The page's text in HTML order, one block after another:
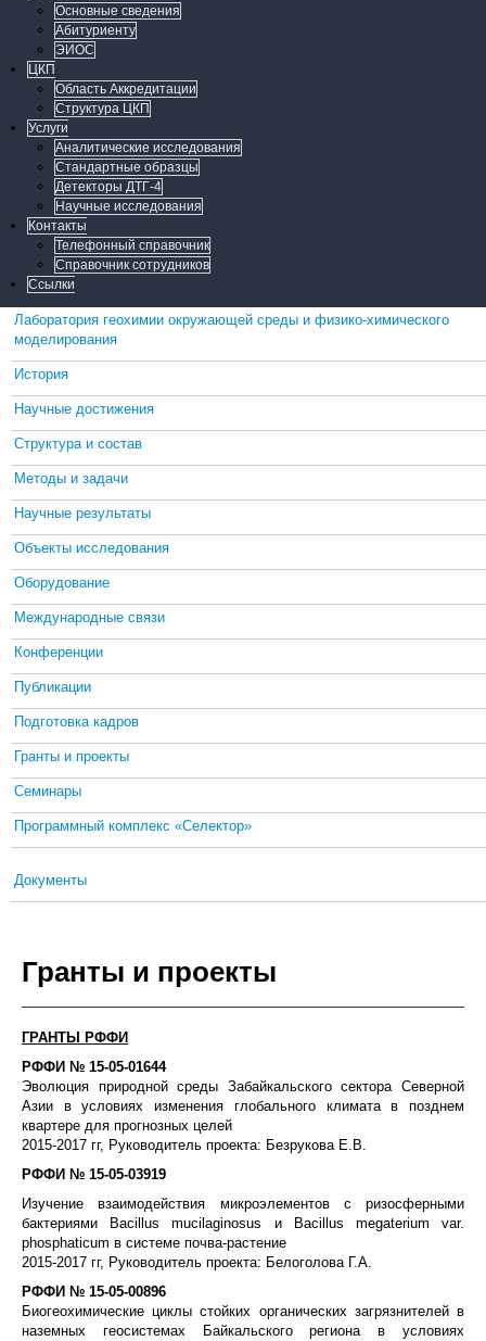
Основные сведения
Абитуриенту
ЭИОС
ЦКП
Область Аккредитации
Структура ЦКП
Услуги
Аналитические исследования
Стандартные образцы
Детекторы ДТГ-4
Научные исследования
Контакты
Телефонный справочник
Справочник сотрудников
Ссылки
Лаборатория геохимии окружающей среды и физико-химического
моделирования
История
Научные достижения
Структура и состав
Методы и задачи
Научные результаты
Объекты исследования
Оборудование
Международные связи
Конференции
Публикации
Подготовка кадров
Гранты и проекты
Семинары
Программный комплекс «Селектор»
Документы
Гранты и проекты
ГРАНТЫ РФФИ
РФФИ № 15-05-01644
Эволюция природной среды Забайкальского сектора Северной
Азии в условиях изменения глобального климата в позднем
квартере для прогнозных целей
2015-2017 гг, Руководитель проекта: Безрукова Е.В.
РФФИ № 15-05-03919
Изучение взаимодействия микроэлементов с ризосферными
бактериями Bacillus mucilaginosus и Bacillus megaterium var.
phosphaticum в системе почва-растение
2015-2017 гг, Руководитель проекта: Белоголова Г.А.
РФФИ № 15-05-00896
Биогеохимические циклы стойких органических загрязнителей в
наземных геосистемах Байкальского региона в условиях